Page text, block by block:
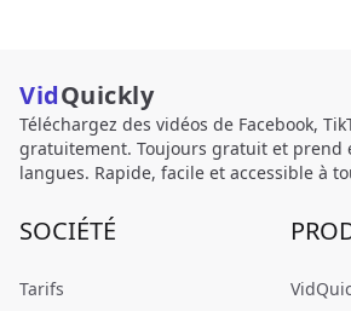
VidQuickly
Téléchargez des vidéos de Facebook,
gratuitement. Toujours gratuit et prend
langues. Rapide, facile et accessible à
SOCIÉTÉ
Tarifs